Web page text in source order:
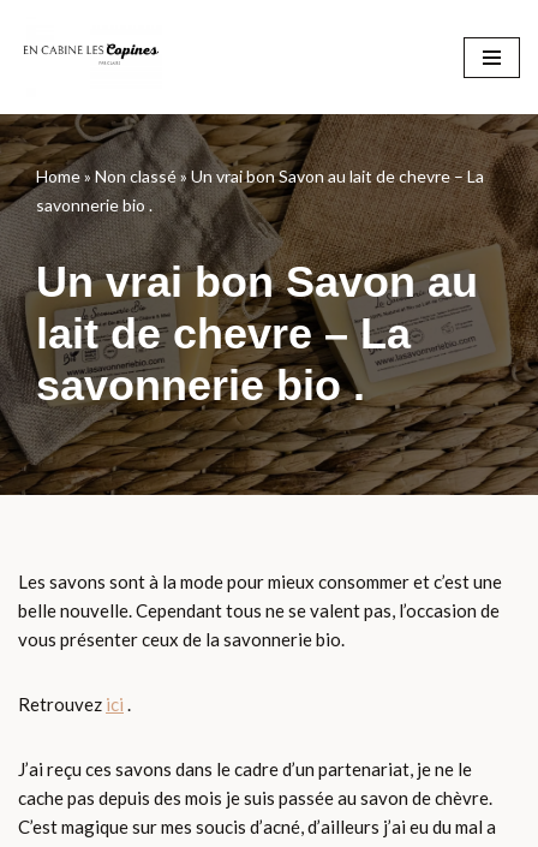
contenu
Home» Non classé»Un vrai bon Savon au lait de chevre – La
savonnerie bio .
Un vrai bon Savon au
lait de chevre – La
savonnerie bio .
Les savons sont à la mode pour mieux consommer et c’est une
belle nouvelle. Cependant tous ne se valent pas, l’occasion de
vous présenter ceux de la savonnerie bio.
Retrouvez ici .
J’ai reçu ces savons dans le cadre d’un partenariat, je ne le
cache pas depuis des mois je suis passée au savon de chèvre.
C’est magique sur mes soucis d’acné, d’ailleurs j’ai eu du mal a